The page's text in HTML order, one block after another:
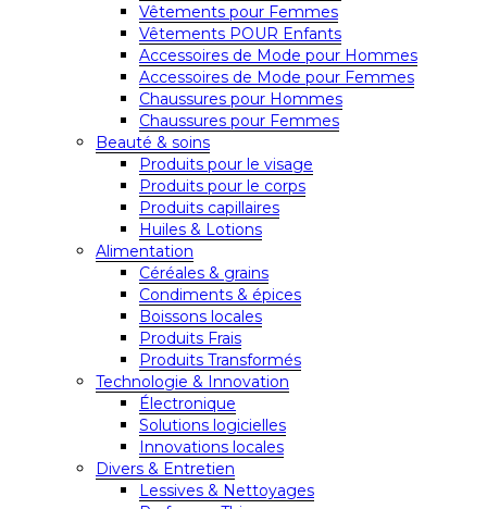
Vêtements pour Femmes
Vêtements POUR Enfants
Accessoires de Mode pour Hommes
Accessoires de Mode pour Femmes
Chaussures pour Hommes
Chaussures pour Femmes
Beauté & soins
Produits pour le visage
Produits pour le corps
Produits capillaires
Huiles & Lotions
Alimentation
Céréales & grains
Condiments & épices
Boissons locales
Produits Frais
Produits Transformés
Technologie & Innovation
Électronique
Solutions logicielles
Innovations locales
Divers & Entretien
Lessives & Nettoyages